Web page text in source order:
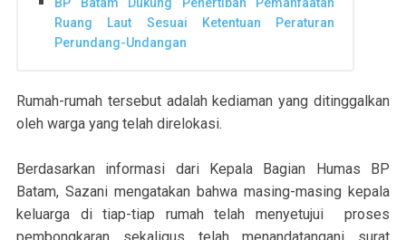
Ruang Laut Sesuai Ketentuan Peraturan
Perundang-Undangan
Rumah-rumah tersebut adalah kediaman yang ditinggalkan
oleh warga yang telah direlokasi.
Berdasarkan informasi dari Kepala Bagian Humas BP
Batam, Sazani mengatakan bahwa masing-masing kepala
keluarga di tiap-tiap rumah telah menyetujui proses